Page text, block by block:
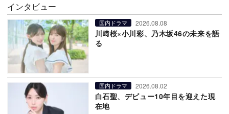
インタビュー
国内ドラマ 2026.08.08
川﨑桜×小川彩、乃木坂46の未来を語
る
国内ドラマ 2026.08.02
白石聖、デビュー10年目を迎えた現
在地